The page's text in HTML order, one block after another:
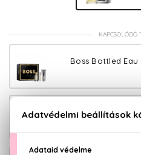
Boss Bottled Eau
Boss Bottled Eau